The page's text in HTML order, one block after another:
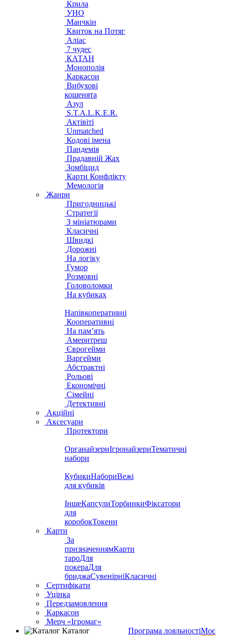
Крила
УНО
Манчкін
Квиток на Потяг
Аліас
7 чудес
КАТАН
Монополія
Каркасон
Вибухові
кошенята
Азул
S.T.A.L.K.E.R.
Актівіті
Unmatched
Кодові імена
Пандемія
Прадавній Жах
Зомбіцид
Карти Конфлікту
Мемологія
Жанри
Пригодницькі
Стратегії
З мініатюрами
Класичні
Швидкі
Дорожні
На логіку
Гумор
Розмовні
Головоломки
На кубиках
Напівкоперативні
Кооперативні
На пам’ять
Америтреш
Єврогейми
Варгейми
Абстрактні
Рольові
Економічні
Сімейні
Детективні
Акційні
Аксесуари
Протектори
ОрганайзериІгронайзериТематичні
набори
КубикиНабориВежі
для кубиків
ІншеКапсулиТорбинкиФіксатори
для
коробокТокени
Карти
За
призначеннямКарти
тароДля
покераДля
бриджаСувенірніКласичні
Сертифікати
Уцінка
Передзамовлення
Каркасон
Мерч «Ігромаг»
Каталог
Програма лояльностіМоє